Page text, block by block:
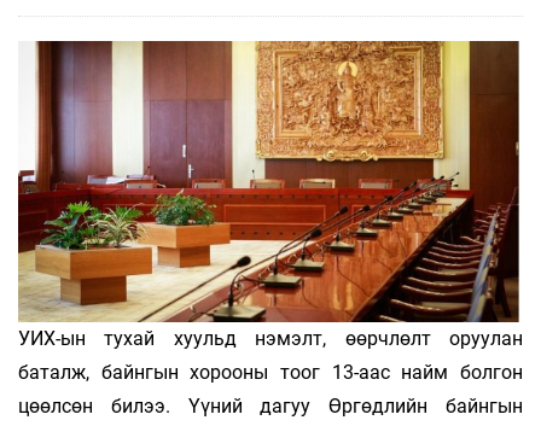
УИХ-ын тухай хуульд нэмэлт, өөрчлөлт оруулан
баталж, байнгын хорооны тоог 13-аас найм болгон
цөөлсөн билээ. Үүний дагуу Өргөдлийн байнгын